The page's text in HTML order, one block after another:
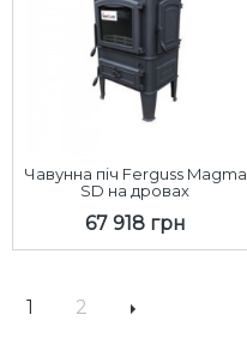
Чавунна піч Ferguss Magma
SD на дровах
67 918 грн
1 2